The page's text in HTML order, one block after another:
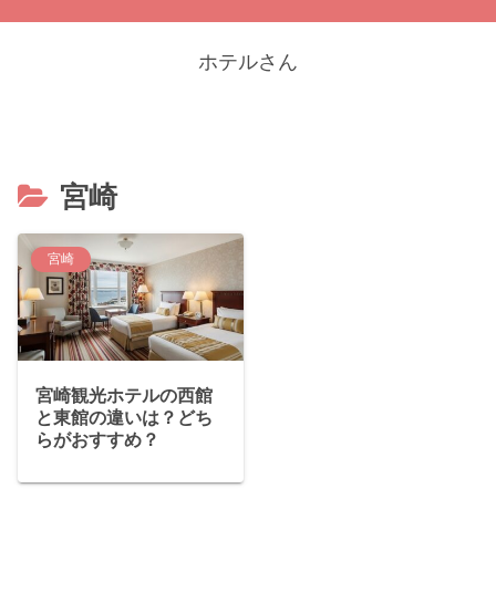
ホテルさん
宮崎
宮崎
宮崎観光ホテルの西館
と東館の違いは？どち
らがおすすめ？